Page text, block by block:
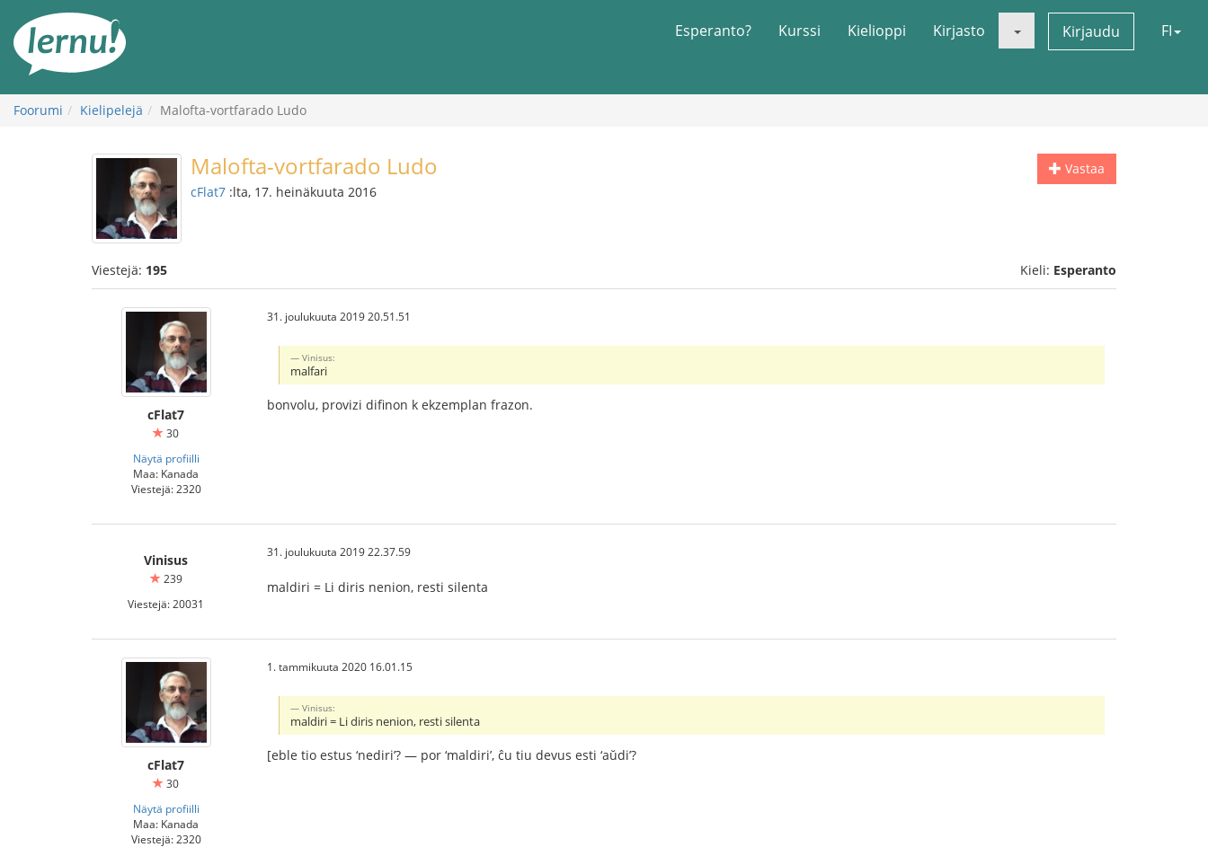
sisältöön
Esperanto? Kurssi Kielioppi Kirjasto Kirjaudu FI
Foorumi Kielipelejä Malofta-vortfarado Ludo
Vastaa
Malofta-vortfarado Ludo
cFlat7 :lta, 17. heinäkuuta 2016
Viestejä: 195 Kieli: Esperanto
cFlat7
30
Näytä profiilli
Maa: Kanada
Viestejä: 2320
31. joulukuuta 2019 20.51.51
Vinisus:
malfari
bonvolu, provizi difinon k ekzemplan frazon.
Vinisus
239
Viestejä: 20031
31. joulukuuta 2019 22.37.59
maldiri = Li diris nenion, resti silenta
cFlat7
30
Näytä profiilli
Maa: Kanada
Viestejä: 2320
1. tammikuuta 2020 16.01.15
Vinisus:
maldiri = Li diris nenion, resti silenta
[eble tio estus ‘nediri’? — por ‘maldiri’, ĉu tiu devus esti ‘aŭdi’?